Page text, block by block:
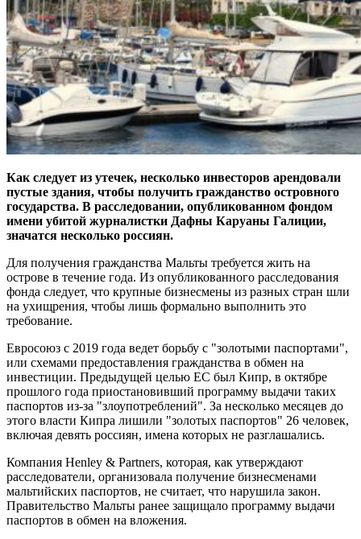
Как следует из утечек, несколько инвесторов арендовали
пустые здания, чтобы получить гражданство островного
государства. В расследовании, опубликованном фондом
имени убитой журналистки Дафны Каруаны Галиции,
значатся несколько россиян.
Для получения гражданства Мальты требуется жить на
острове в течение года. Из опубликованного расследования
фонда следует, что крупные бизнесмены из разных стран шли
на ухищрения, чтобы лишь формально выполнить это
требование.
Евросоюз с 2019 года ведет борьбу с "золотыми паспортами",
или схемами предоставления гражданства в обмен на
инвестиции. Предыдущей целью ЕС был Кипр, в октябре
прошлого года приостановивший программу выдачи таких
паспортов из-за "злоупотреблений". За несколько месяцев до
этого власти Кипра лишили "золотых паспортов" 26 человек,
включая девять россиян, имена которых не разглашались.
Компания Henley & Partners, которая, как утверждают
расследователи, организовала получение бизнесменами
мальтийских паспортов, не считает, что нарушила закон.
Правительство Мальты ранее защищало программу выдачи
паспортов в обмен на вложения.